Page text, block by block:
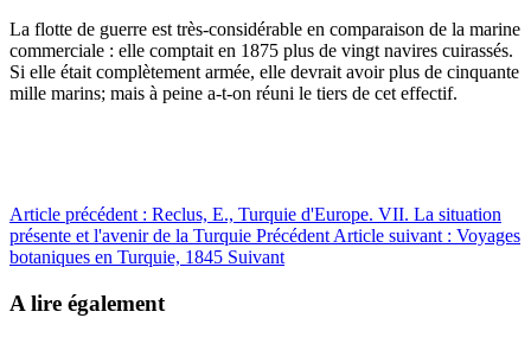
La flotte de guerre est très-considérable en comparaison de la marine
commerciale : elle comptait en 1875 plus de vingt navires cuirassés.
Si elle était complètement armée, elle devrait avoir plus de cinquante
mille marins; mais à peine a-t-on réuni le tiers de cet effectif.
Article précédent : Reclus, E., Turquie d'Europe. VII. La situation
présente et l'avenir de la Turquie Précédent Article suivant : Voyages
botaniques en Turquie, 1845 Suivant
A lire également